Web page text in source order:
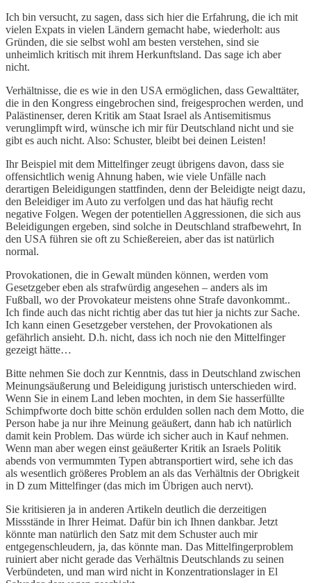
Ich bin versucht, zu sagen, dass sich hier die Erfahrung, die ich mit
vielen Expats in vielen Ländern gemacht habe, wiederholt: aus
Gründen, die sie selbst wohl am besten verstehen, sind sie
unheimlich kritisch mit ihrem Herkunftsland. Das sage ich aber
nicht.
Verhältnisse, die es wie in den USA ermöglichen, dass Gewalttäter,
die in den Kongress eingebrochen sind, freigesprochen werden, und
Palästinenser, deren Kritik am Staat Israel als Antisemitismus
verunglimpft wird, wünsche ich mir für Deutschland nicht und sie
gibt es auch nicht. Also: Schuster, bleibt bei deinen Leisten!
Ihr Beispiel mit dem Mittelfinger zeugt übrigens davon, dass sie
offensichtlich wenig Ahnung haben, wie viele Unfälle nach
derartigen Beleidigungen stattfinden, denn der Beleidigte neigt dazu,
den Beleidiger im Auto zu verfolgen und das hat häufig recht
negative Folgen. Wegen der potentiellen Aggressionen, die sich aus
Beleidigungen ergeben, sind solche in Deutschland strafbewehrt, In
den USA führen sie oft zu Schießereien, aber das ist natürlich
normal.
Provokationen, die in Gewalt münden können, werden vom
Gesetzgeber eben als strafwürdig angesehen – anders als im
Fußball, wo der Provokateur meistens ohne Strafe davonkommt..
Ich finde auch das nicht richtig aber das tut hier ja nichts zur Sache.
Ich kann einen Gesetzgeber verstehen, der Provokationen als
gefährlich ansieht. D.h. nicht, dass ich noch nie den Mittelfinger
gezeigt hätte…
Bitte nehmen Sie doch zur Kenntnis, dass in Deutschland zwischen
Meinungsäußerung und Beleidigung juristisch unterschieden wird.
Wenn Sie in einem Land leben mochten, in dem Sie hasserfüllte
Schimpfworte doch bitte schön erdulden sollen nach dem Motto, die
Person habe ja nur ihre Meinung geäußert, dann hab ich natürlich
damit kein Problem. Das würde ich sicher auch in Kauf nehmen.
Wenn man aber wegen einst geäußerter Kritik an Israels Politik
abends von vermummten Typen abtransportiert wird, sehe ich das
als wesentlich größeres Problem an als das Verhältnis der Obrigkeit
in D zum Mittelfinger (das mich im Übrigen auch nervt).
Sie kritisieren ja in anderen Artikeln deutlich die derzeitigen
Missstände in Ihrer Heimat. Dafür bin ich Ihnen dankbar. Jetzt
könnte man natürlich den Satz mit dem Schuster auch mir
entgegenschleudern, ja, das könnte man. Das Mittelfingerproblem
ruiniert aber nicht gerade das Verhältnis Deutschlands zu seinen
Verbündeten, und man wird nicht in Konzentrationslager in El